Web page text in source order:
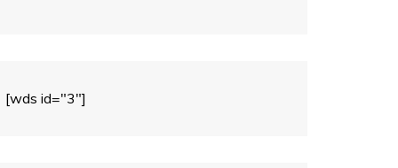
[wds id="3"]